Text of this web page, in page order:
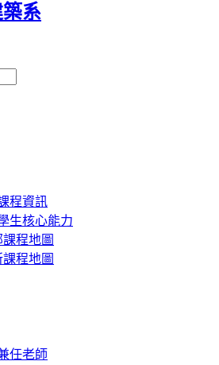
系
程資訊
生核心能力
程地圖
程地圖
任老師